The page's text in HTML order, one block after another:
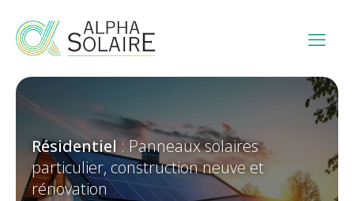
Résidentiel : Panneaux solaires
particulier,construction neuve et
rénovation